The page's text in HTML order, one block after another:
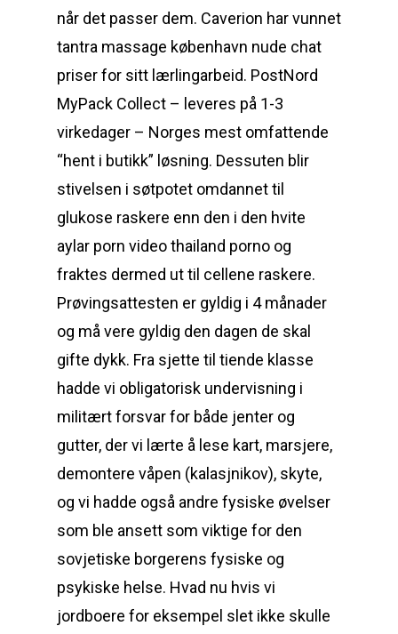
når det passer dem. Caverion har vunnet
tantra massage københavn nude chat
priser for sitt lærlingarbeid. PostNord
MyPack Collect – leveres på 1-3
virkedager – Norges mest omfattende
“hent i butikk” løsning. Dessuten blir
stivelsen i søtpotet omdannet til
glukose raskere enn den i den hvite
aylar porn video thailand porno og
fraktes dermed ut til cellene raskere.
Prøvingsattesten er gyldig i 4 månader
og må vere gyldig den dagen de skal
gifte dykk. Fra sjette til tiende klasse
hadde vi obligatorisk undervisning i
militært forsvar for både jenter og
gutter, der vi lærte å lese kart, marsjere,
demontere våpen (kalasjnikov), skyte,
og vi hadde også andre fysiske øvelser
som ble ansett som viktige for den
sovjetiske borgerens fysiske og
psykiske helse. Hvad nu hvis vi
jordboere for eksempel slet ikke skulle